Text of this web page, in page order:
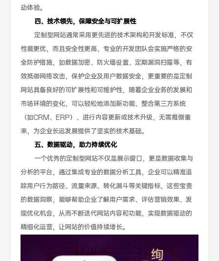
动体验。
四、技术领先，保障安全与可扩展性
定制型网站通常采用更先进的技术架构和开发标准，不仅
性能更优，而且安全性更高，专业的开发团队会实施严格的安
全防护措施，如数据加密、防火墙设置、定期漏洞扫描等，有
效抵御网络攻击，保护企业及用户数据安全，更重要的是定制
网站具备良好的可扩展性和可维护性，随着企业业务的发展和
市场环境的变化，可以轻松地添加新功能、整合第三方系统
（如CRM、ERP）、进行内容更新或技术升级，无需推倒重
来，为企业长远发展提供了坚实的技术基础。
五、数据驱动，助力持续优化
一个优秀的定制型网站不仅是展示窗口，更是数据收集与
分析的平台，通过集成专业的数据分析工具，企业可以精准追
踪用户行为路径、流量来源、转化漏斗等关键指标，这些宝贵
的数据洞察，能够帮助企业了解用户需求、评估营销效果、发
现优化机会，从而不断迭代网站内容和功能，实现数据驱动的
精细化运营，让网站的价值持续增长。